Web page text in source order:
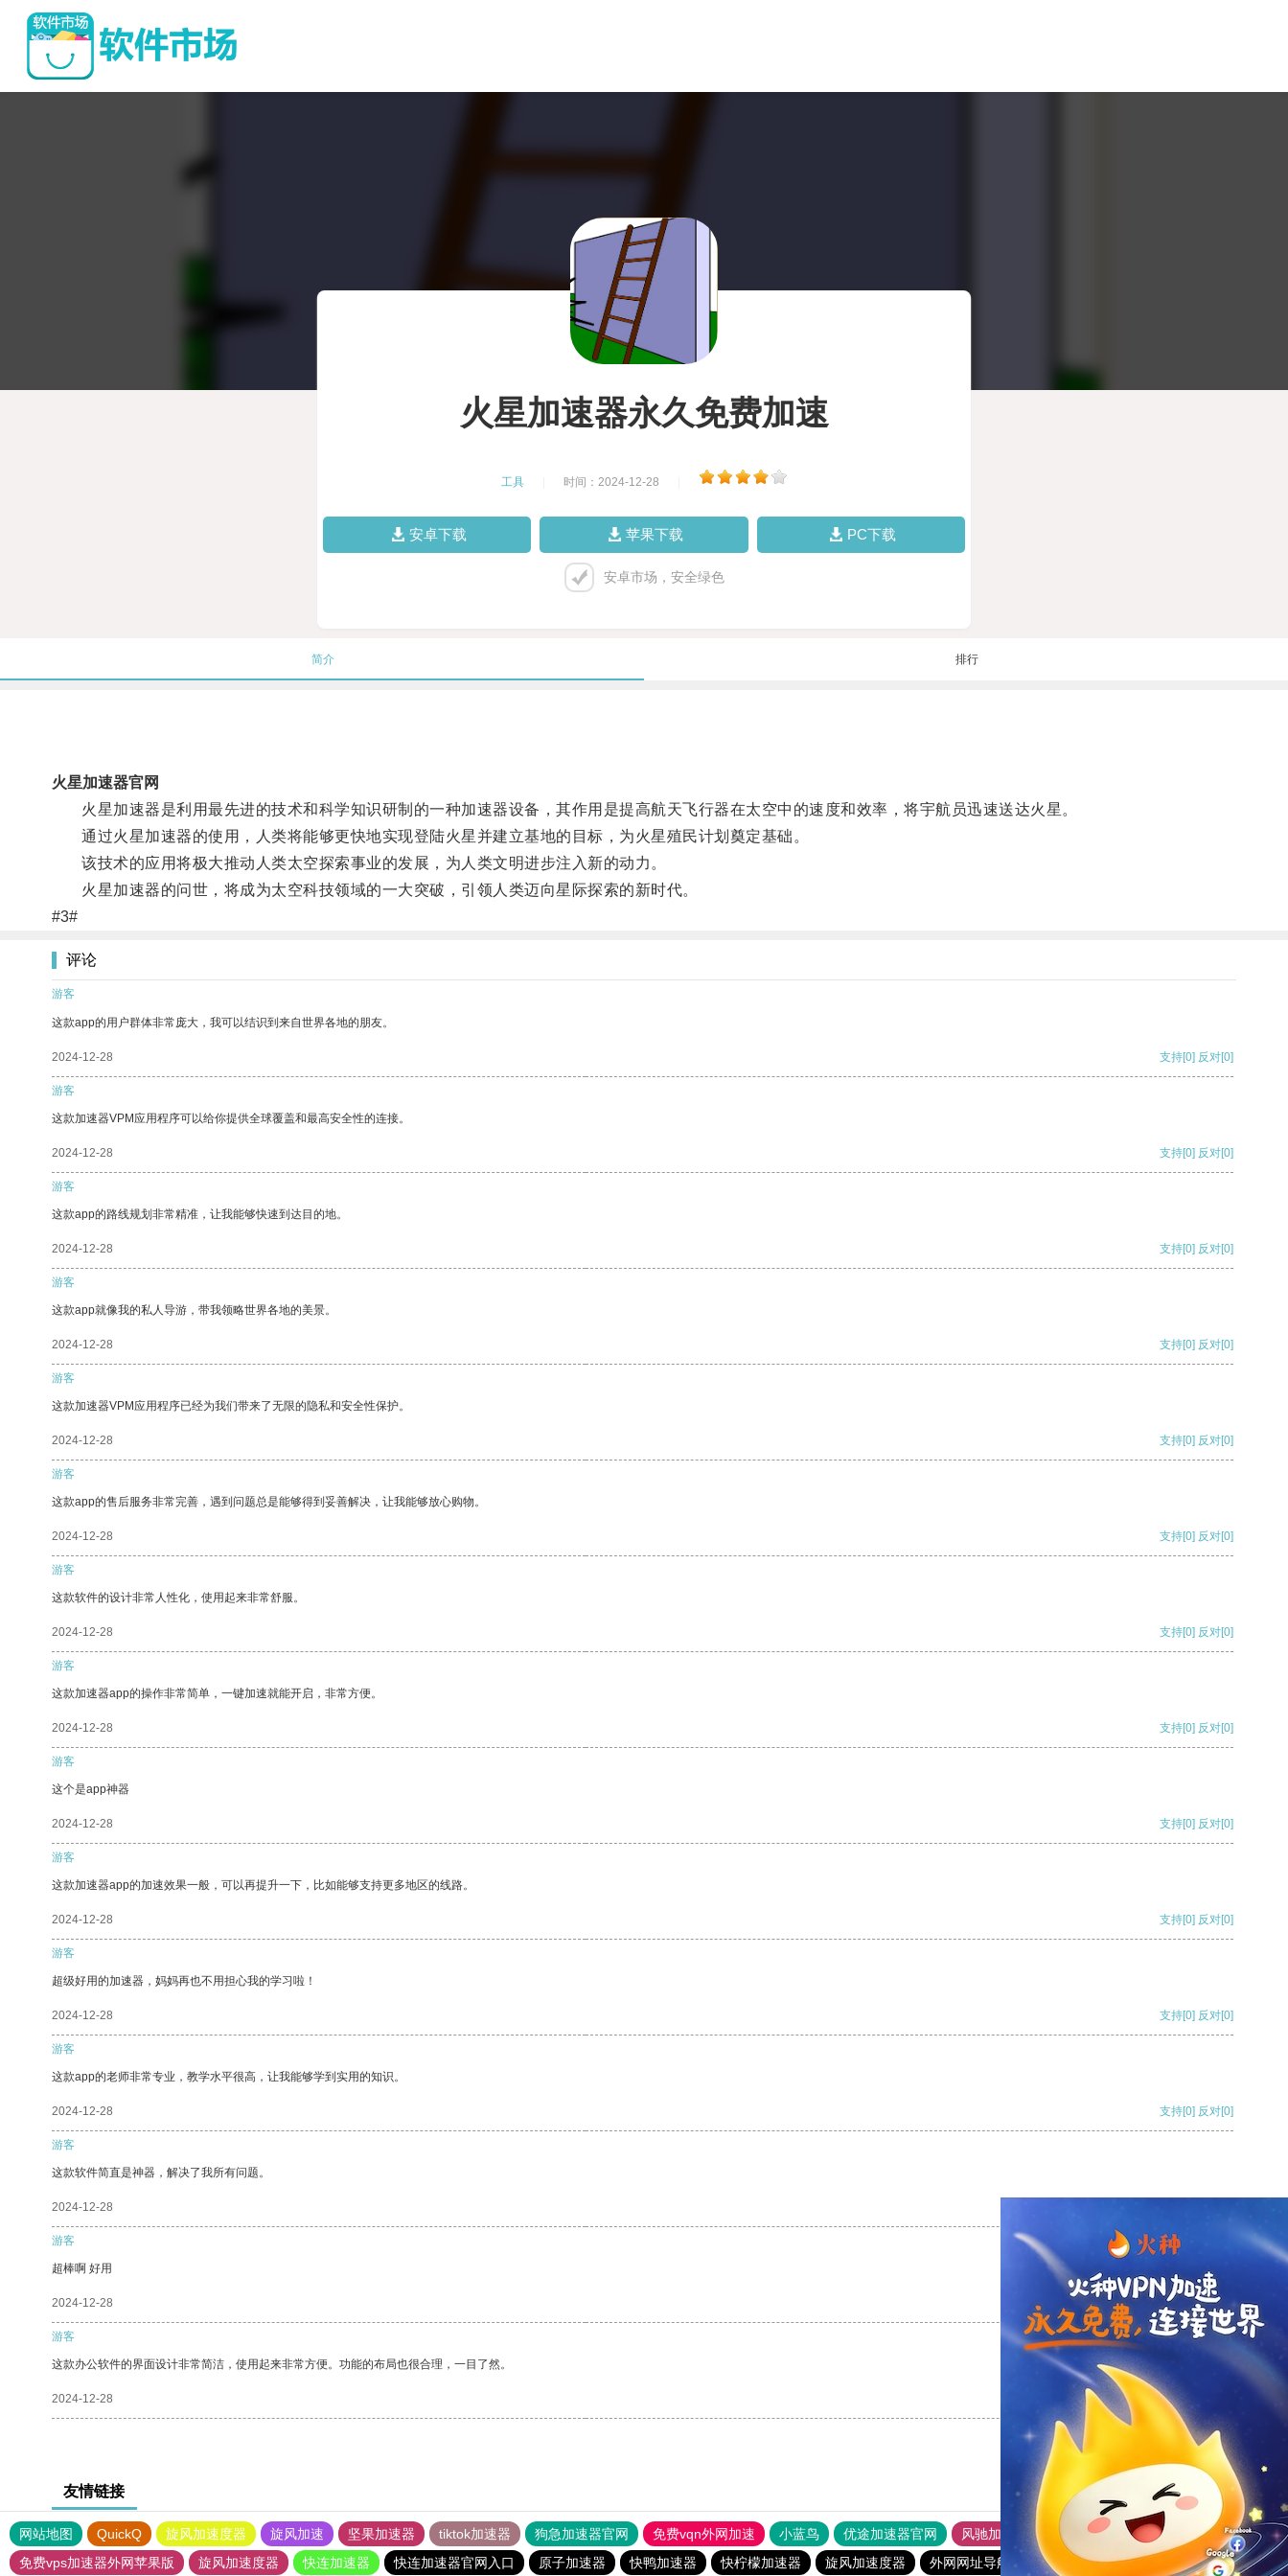
火星加速器永久免费加速
工具 时间：2024-12-28
安卓下载 苹果下载 PC下载
安卓市场，安全绿色
简介 排行
火星加速器官网
火星加速器是利用最先进的技术和科学知识研制的一种加速器设备，其作用是提高航天飞行器在太空中的速度和效率，将宇航员迅速送达火星。
通过火星加速器的使用，人类将能够更快地实现登陆火星并建立基地的目标，为火星殖民计划奠定基础。
该技术的应用将极大推动人类太空探索事业的发展，为人类文明进步注入新的动力。
火星加速器的问世，将成为太空科技领域的一大突破，引领人类迈向星际探索的新时代。
#3#
评论
游客
这款app的用户群体非常庞大，我可以结识到来自世界各地的朋友。
2024-12-28 支持[0] 反对[0]
游客
这款加速器VPM应用程序可以给你提供全球覆盖和最高安全性的连接。
2024-12-28 支持[0] 反对[0]
游客
这款app的路线规划非常精准，让我能够快速到达目的地。
2024-12-28 支持[0] 反对[0]
游客
这款app就像我的私人导游，带我领略世界各地的美景。
2024-12-28 支持[0] 反对[0]
游客
这款加速器VPM应用程序已经为我们带来了无限的隐私和安全性保护。
2024-12-28 支持[0] 反对[0]
游客
这款app的售后服务非常完善，遇到问题总是能够得到妥善解决，让我能够放心购物。
2024-12-28 支持[0] 反对[0]
游客
这款软件的设计非常人性化，使用起来非常舒服。
2024-12-28 支持[0] 反对[0]
游客
这款加速器app的操作非常简单，一键加速就能开启，非常方便。
2024-12-28 支持[0] 反对[0]
游客
这个是app神器
2024-12-28 支持[0] 反对[0]
游客
这款加速器app的加速效果一般，可以再提升一下，比如能够支持更多地区的线路。
2024-12-28 支持[0] 反对[0]
游客
超级好用的加速器，妈妈再也不用担心我的学习啦！
2024-12-28 支持[0] 反对[0]
游客
这款app的老师非常专业，教学水平很高，让我能够学到实用的知识。
2024-12-28 支持[0] 反对[0]
游客
这款软件简直是神器，解决了我所有问题。
2024-12-28
游客
超棒啊 好用
2024-12-28 支持 [0] 反对[0]
游客
这款办公软件的界面设计非常简洁，使用起来非常方便。功能的布局也很合理，一目了然。
2024-12-28 支持
友情链接
网站地图 QuickQ 旋风加速度器 旋风加速 坚果加速器 tiktok加速器 狗急加速器官网 免费vqn外网加速 小蓝鸟 优途加速器官网 风驰加速器
旋风加速器
免费vps加速器外网苹果版
旋风加速度器 快连加速器 快连加速器官网入口 原子加速器 快鸭加速器 快柠檬加速器 旋风加速度器 外网网址导航 软件中心 雷霆加速 狂飙加速器